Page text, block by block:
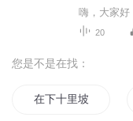
20
您是不是在找：
在下十里坡剑神